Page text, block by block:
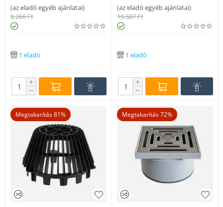
(az eladó egyéb ajánlatai)
8.266Ft
1 eladó
+
−
(az eladó egyéb ajánlatai)
10.687Ft
1 eladó
+
−
Megtakarítás 81% Megtakarítás 72%